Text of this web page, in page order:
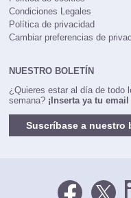
Política de cookies
Condiciones Legales
Política de privacidad
¿Quieres estar al día de todo
Suscríbase a nuestro